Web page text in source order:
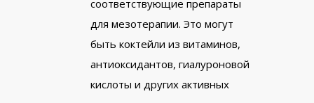
соответствующие препараты
для мезотерапии. Это могут
быть коктейли из витаминов,
антиоксидантов, гиалуроновой
кислоты и других активных